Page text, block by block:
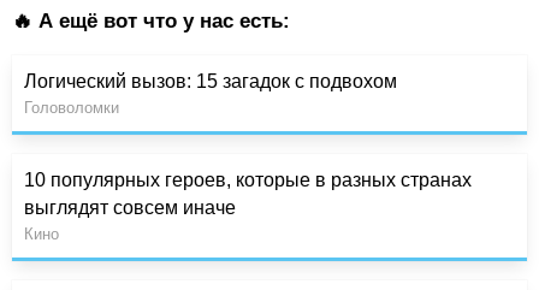
🔥 А ещё вот что у нас есть:
Логический вызов: 15 загадок с подвохом
Головоломки
10 популярных героев, которые в разных странах
выглядят совсем иначе
Кино